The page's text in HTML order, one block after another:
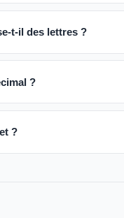
t-il des lettres ?
?
?